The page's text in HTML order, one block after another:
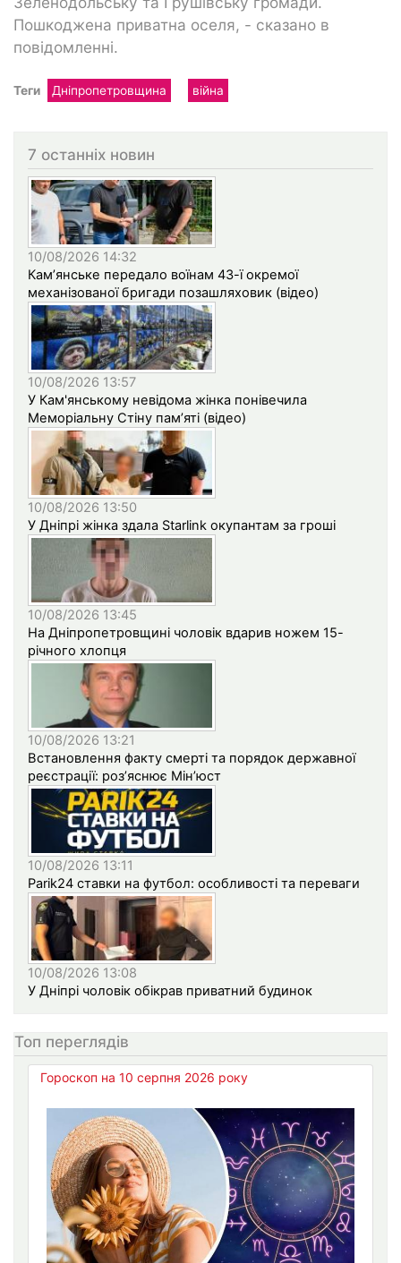
Пошкоджена приватна оселя, - сказано в
повідомленні.
Теги Дніпропетровщина війна
7 останніх новин
10/08/2026 14:32
Кам’янське передало воїнам 43-ї окремої
механізованої бригади позашляховик (відео)
10/08/2026 13:57
У Кам'янському невідома жінка понівечила
Меморіальну Стіну пам’яті (відео)
10/08/2026 13:50
У Дніпрі жінка здала Starlink окупантам за гроші
10/08/2026 13:45
На Дніпропетровщині чоловік вдарив ножем 15-
річного хлопця
10/08/2026 13:21
Встановлення факту смерті та порядок державної
реєстрації: роз’яснює Мін’юст
10/08/2026 13:11
Parik24 ставки на футбол: особливості та переваги
10/08/2026 13:08
У Дніпрі чоловік обікрав приватний будинок
Топ переглядів
Гороскоп на 10 серпня 2026 року